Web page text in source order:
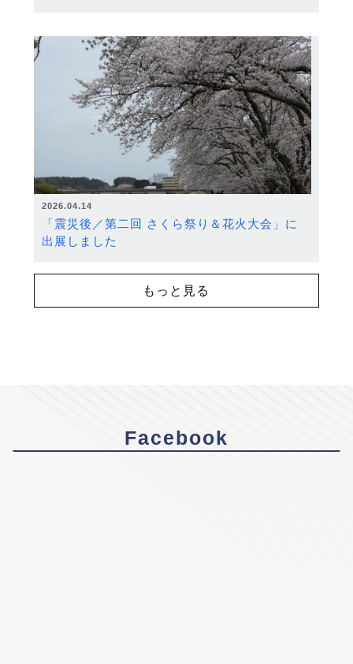
2026.04.14
「震災後／第二回 さくら祭り＆花火大会」に
出展しました
もっと見る
Facebook